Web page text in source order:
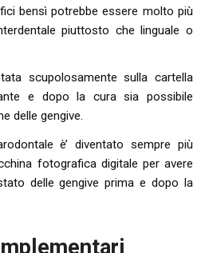
bensì potrebbe essere molto più
piuttosto che linguale o
scupolosamente sulla cartella
e dopo la cura sia possibile
delle gengive.
è’ diventato sempre più
fotografica digitale per avere
delle gengive prima e dopo la